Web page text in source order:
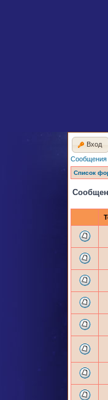
Вход
Сообщения
Список